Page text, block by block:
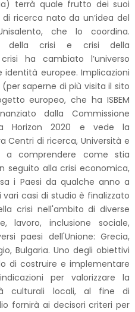
terrà quale frutto dei suoi
ricerca nato da un’idea del
che lo coordina.
della crisi e crisi della
ha cambiato l’universo
europee. Implicazioni
saperne di più visita il sito
europeo, che ha ISBEM
dalla Commissione
Horizon 2020 e vede la
Centri di ricerca, Università e
a comprendere come stia
seguito alla crisi economica,
i Paesi da qualche anno a
casi di studio è finalizzato
crisi nell'ambito di diverse
lavoro, inclusione sociale,
paesi dell'Unione: Grecia,
Bulgaria. Uno degli obiettivi
di costruire e implementare
per valorizzare la
culturali locali, al fine di
fornirà ai decisori criteri per